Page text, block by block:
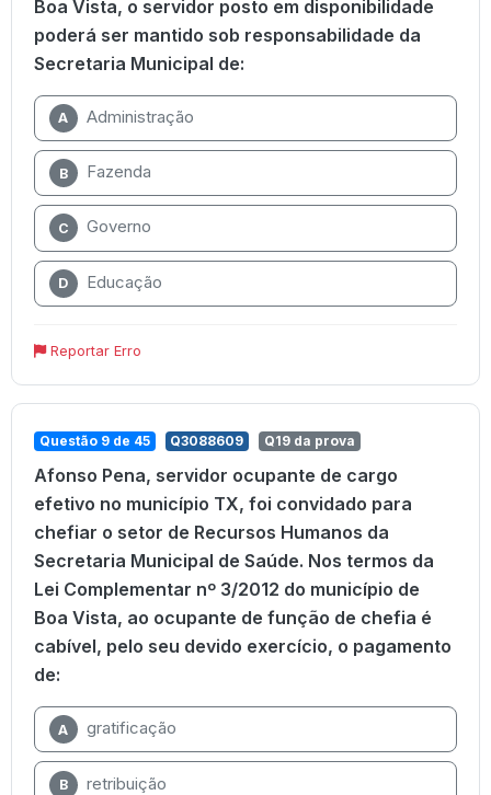
Boa Vista, o servidor posto em disponibilidade
poderá ser mantido sob responsabilidade da
Secretaria Municipal de:
A Administração
B Fazenda
C Governo
D Educação
Reportar Erro
Questão 9 de 45 Q3088609 Q19 da prova
Afonso Pena, servidor ocupante de cargo
efetivo no município TX, foi convidado para
chefiar o setor de Recursos Humanos da
Secretaria Municipal de Saúde. Nos termos da
Lei Complementar nº 3/2012 do município de
Boa Vista, ao ocupante de função de chefia é
cabível, pelo seu devido exercício, o pagamento
de:
A gratificação
B retribuição